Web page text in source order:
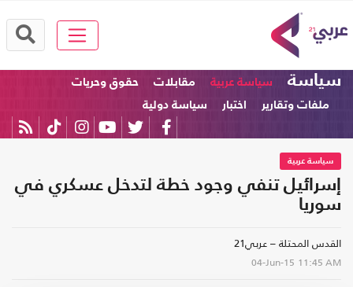
سياسة سياسة عربية مقابلات
حقوق وحريات
ملفات وتقارير
اختبار سياسة دولية
سياسة عربية
إسرائيل تنفي وجود خطة لتدخل عسكري في
سوريا
القدس المحتلة – عربي21
04-Jun-15 11:45 AM